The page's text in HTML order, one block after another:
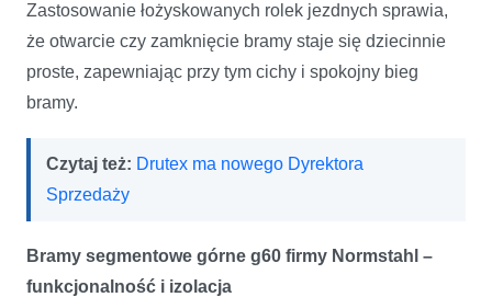
Zastosowanie łożyskowanych rolek jezdnych sprawia,
że otwarcie czy zamknięcie bramy staje się dziecinnie
proste, zapewniając przy tym cichy i spokojny bieg
bramy.
Czytaj też: Drutex ma nowego Dyrektora
Sprzedaży
Bramy segmentowe górne g60 firmy Normstahl –
funkcjonalność i izolacja